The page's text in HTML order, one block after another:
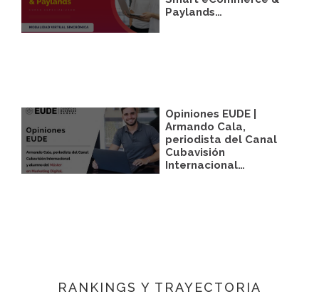
Paylands…
Opiniones EUDE |
Armando Cala,
periodista del Canal
Cubavisión
Internacional…
RANKINGS Y TRAYECTORIA